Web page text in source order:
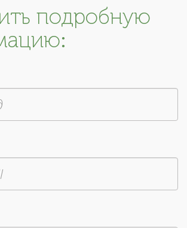
подробную